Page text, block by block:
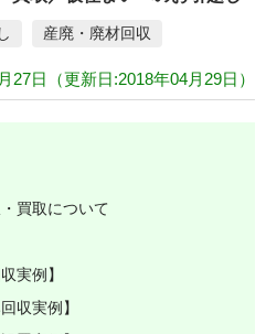
産廃・廃材回収
27日 （更新日:2018年04月29日）
買取について
実例】
収実例】